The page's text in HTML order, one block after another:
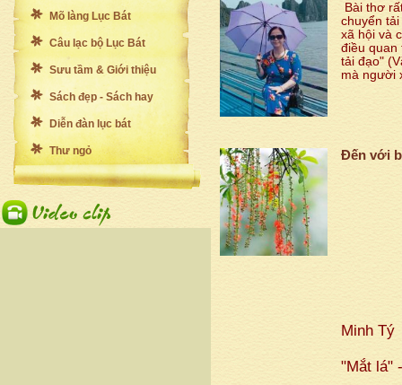
Mõ làng Lục Bát
Câu lạc bộ Lục Bát
Sưu tầm & Giới thiệu
Sách đẹp - Sách hay
Diễn đàn lục bát
Thư ngỏ
Bài thơ
chuyển
xã hội và
điều quan
tải đạo"
mà người
Đến với
Minh Tý
"Mắt lá"